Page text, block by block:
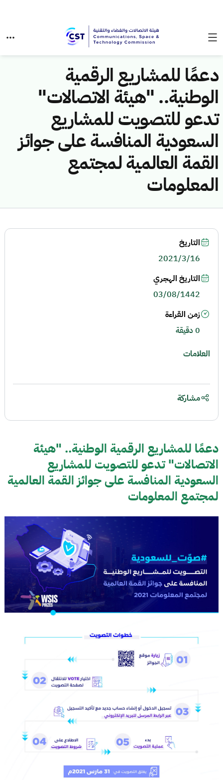
دعمًا للمشاريع الرقمية
الوطنية.. "هيئة الاتصالات"
تدعو للتصويت للمشاريع
السعودية المنافسة على جوائز
القمة العالمية لمجتمع
المعلومات
دعمًا للمشاريع الرقمية الوطنية.. "هيئة
الاتصالات" تدعو للتصويت للمشاريع
السعودية المنافسة على جوائز القمة العالمية
لمجتمع المعلومات
التاريخ
2021/3/16
التاريخ الهجري
03/08/1442
زمن القراءة
0 دقيقة
العلامات
مشاركة